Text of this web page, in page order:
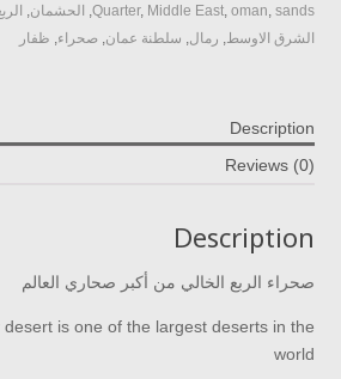
Quarter, Middle East, oman, sands
, الحشمان,
الشرق الاوسط, رمال, سلطنة عمان, صحراء, ظفار
Description
Reviews (0)
Description
صحراء الربع الخالي من أكبر صحاري العالم
is one of the largest deserts in the
world